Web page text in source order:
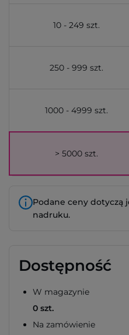
10 - 249 szt.
250 - 999 szt.
1000 - 4999 szt.
> 5000 szt.
Podane ceny dotyczą
nadruku.
Dostępność
W magazynie
0 szt.
Na zamówienie